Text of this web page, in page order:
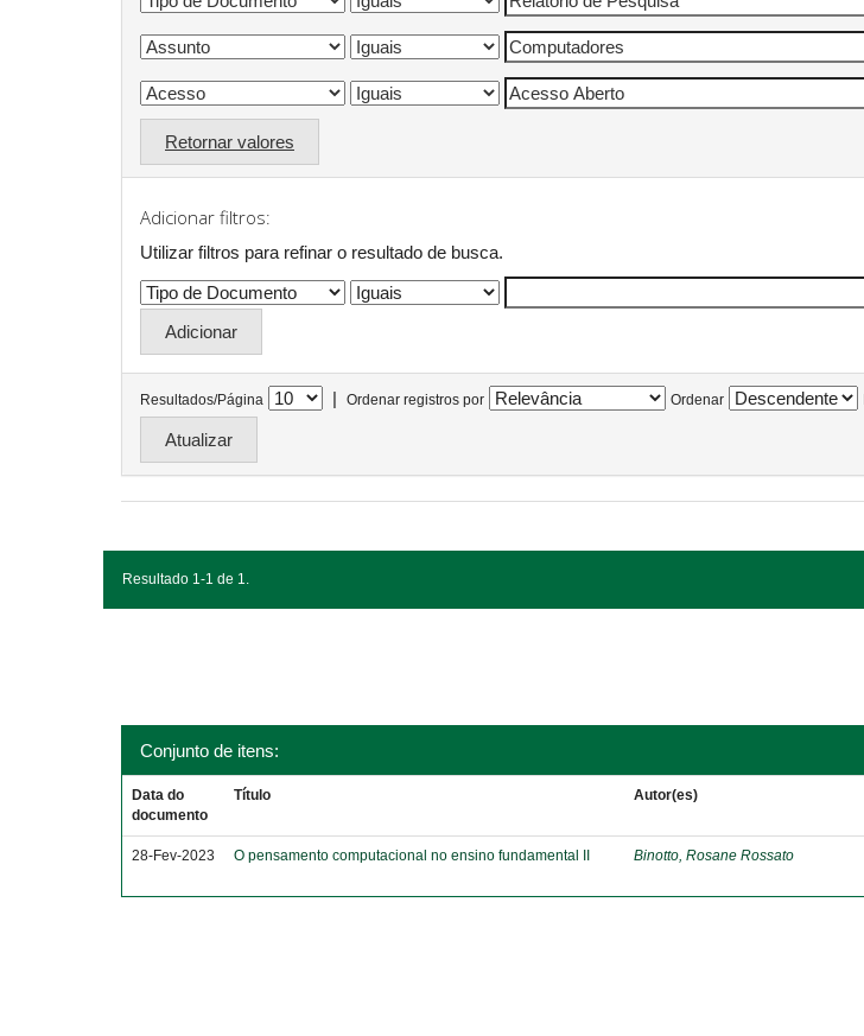
Retornar valores
Adicionar filtros:
Utilizar filtros para refinar o resultado de busca.
Resultados/Página | Ordenar registros por Ordenar
Resultado 1-1 de 1.
Conjunto de itens:
Data do
documento
Título Autor(es)
28-Fev-2023 O pensamento computacional no ensino fundamental II Binotto, Rosane Rossato